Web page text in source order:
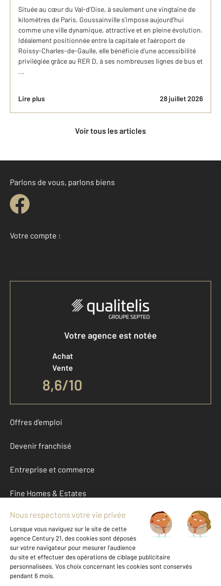
Située au cœur du Val-d’Oise, à seulement une vingtaine de
kilomètres de Paris, Goussainville s’impose aujourd’hui
comme une ville dynamique, attractive et en pleine évolution.
Idéalement positionnée entre la capitale et l’aéroport de
Roissy-Charles-de-Gaulle, elle bénéficie d’une accessibilité
privilégiée grâce au RER D, à ses nombreuses lignes de bus et
...
Lire plus 28 juillet 2026
Voir tous les articles
Parlons de vous, parlons biens
Votre compte :
Accéder à mon compte
Votre agence est notée
Achat
Vente
8,6/10
Offres d'emploi
Devenir franchisé
Entreprise et commerce
Fine Homes & Estates
À propos
International
Nous contacter